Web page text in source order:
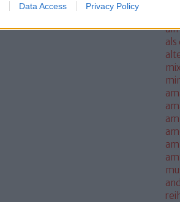
Data Access Privacy Policy
als
mix